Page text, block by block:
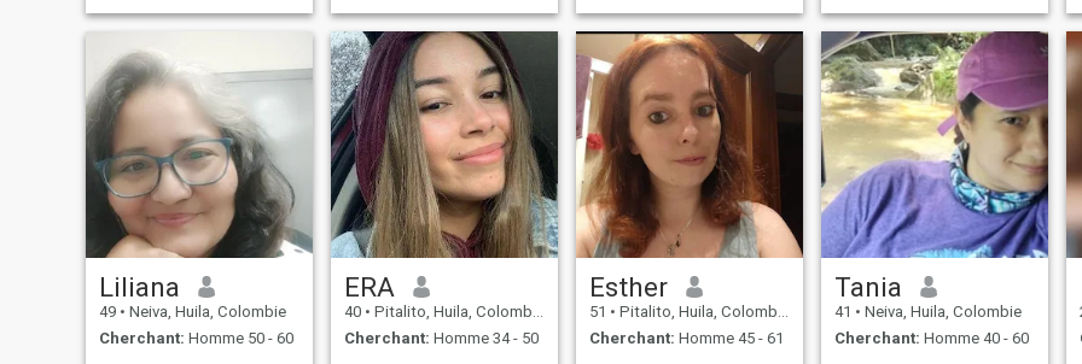
partager avec ma famille et
avec mon partenaire, j'aime
les petites choses dans la
vie. Trois, un, sept, six, cinq
quatre, sept, deux, six, six,
j'aime écouter de la bonne
musique et de la danse, la
vie est courte et vous devez
profiter des choses
merveilleuses que nous
avons autour.
gymnase. J'aime lire,
regarder de bons films et
partager un verre de vin en
bonne compagnie. Et s'il y a
du café, encore mieux: je
l'aime, c'est une partie
essentielle de ma journée et le
compagnon parfait pour les
conversations, les rires et les
moments spé Je cherche à
profiter de la vie avec calme,
bonne énergie et sourires
sincères.
nudes, etc...
gens fausse me dérange.
J'aime pratiquer le sport
pour être exacte le volley-ball,
j'aime lire, jouir d'une bonne
dîner, partager des moments
en famille et en couple. Je
pense même dans les
amores bonites, ceux qui
aiment à l'ancienne et de
l'âme ... le tout dans un sens,
de mener une vie tranquille et
heureuse. Il est question d'un
Bonjour pour connaître une
vision différente du monde
Liliana
49 • Neiva, Huila, Colombie
Cherchant: Homme 50 - 60
ERA
40 • Pitalito, Huila, Colombie
Cherchant: Homme 34 - 50
Esther
51 • Pitalito, Huila, Colombie
Cherchant: Homme 45 - 61
Tania
41 • Neiva, Huila, Colombie
Cherchant: Homme 40 - 60